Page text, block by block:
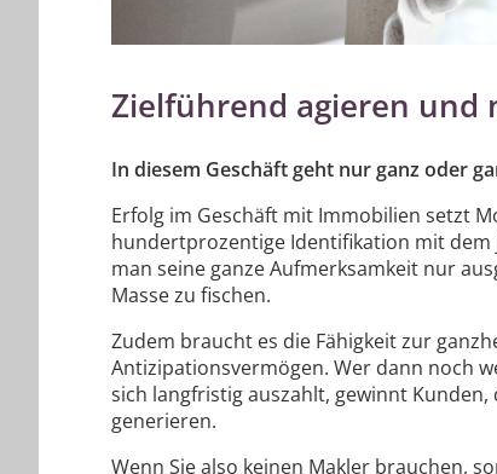
Zielführend agieren und
In diesem Geschäft geht nur ganz oder
Erfolg im Geschäft mit Immobilien setzt
hundertprozentige Identifikation mit dem
man seine ganze Aufmerksamkeit nur
Masse zu fischen.
Zudem braucht es die Fähigkeit zur
Antizipationsvermögen. Wer dann noch
sich langfristig auszahlt, gewinnt
generieren.
Wenn Sie also keinen Makler brauchen,